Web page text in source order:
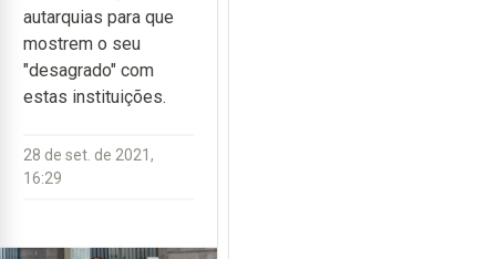
autarquias para que
mostrem o seu
"desagrado" com
estas instituições.
28 de set. de 2021,
16:29